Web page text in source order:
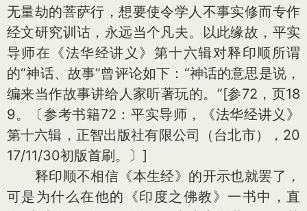
无量劫的菩萨行，想要使令学人不事实修而专作
经文研究训诂，永远当个凡夫。以此缘故，平实
导师在《法华经讲义》第十六辑对释印顺所谓
的“神话、故事”曾评论如下：“神话的意思是说，
编来当作故事讲给人家听著玩的。”[参72，页18
9。〔参考书籍72：平实导师，《法华经讲义》
第十六辑，正智出版社有限公司（台北市），20
17/11/30初版首刷。〕]
释印顺不相信《本生经》的开示也就罢了，
可是为什么在他的《印度之佛教》一书中，直